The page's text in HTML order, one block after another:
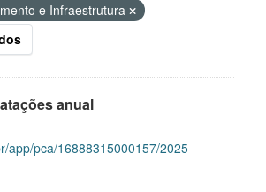
e Infraestrutura
anual
app/pca/16888315000157/2025